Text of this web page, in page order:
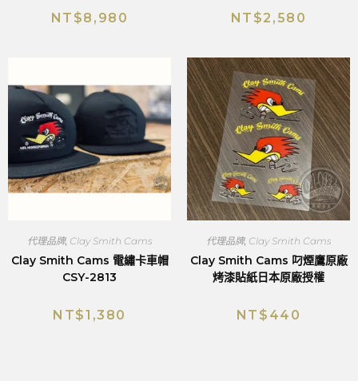
NT$8,980 NT$2,580
代理品牌, Clay Smith Cams
Clay Smith Cams 電繡卡車帽
CSY-2813
NT$1,380
代理品牌, Clay Smith Cams
Clay Smith Cams 叼煙鷹原廠
烤漆貼紙日本原廠授權
NT$ 440